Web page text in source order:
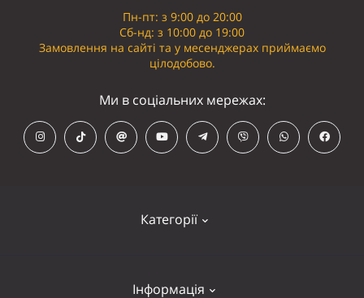
Категорії
Інформація
Пн-пт: з 9:00 до 20:00
Сб-нд: з 10:00 до 19:00
Замовлення на сайті та у месенджерах приймаємо
цілодобово.
Ми в соціальних мережах: